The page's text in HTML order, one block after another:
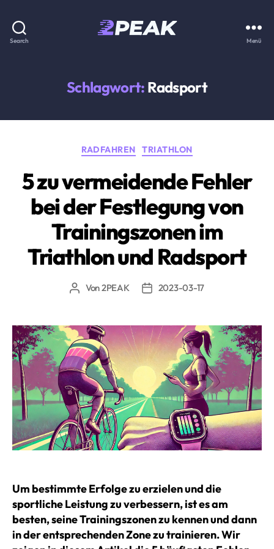
Search Menü
Schlagwort: Radsport
Kategorien
RADFAHREN TRIATHLON
5 zu vermeidende Fehler
bei der Festlegung von
Trainingszonen im
Triathlon und Radsport
Beitragsautor
Von2PEAK Beitragsdatum
2023-03-17
Um bestimmte Erfolge zu erzielen und die
sportliche Leistung zu verbessern, ist es am
besten, seine Trainingszonen zu kennen und dann
in der entsprechenden Zone zu trainieren. Wir